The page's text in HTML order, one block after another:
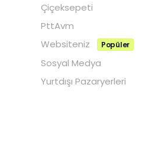
Çiçeksepeti
PttAvm
Websiteniz
Popüler
Sosyal Medya
Yurtdışı Pazaryerleri